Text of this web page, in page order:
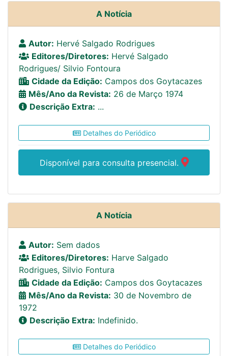
A Notícia
Autor: Hervé Salgado Rodrigues
Editores/Diretores: Hervé Salgado
Rodrigues/ Silvio Fontoura
Cidade da Edição: Campos dos Goytacazes
Mês/Ano da Revista: 26 de Março 1974
Descrição Extra: ...
Detalhes do Periódico
Disponível para consulta presencial.
A Notícia
Autor: Sem dados
Editores/Diretores: Harve Salgado
Rodrigues, Silvio Fontura
Cidade da Edição: Campos dos Goytacazes
Mês/Ano da Revista: 30 de Novembro de
1972
Descrição Extra: Indefinido.
Detalhes do Periódico